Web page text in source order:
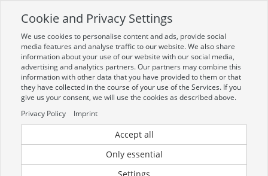
Zur mobilen Kompaktversion (Login erforderlich)
Toggle
navigation
Aktueller Hinweis zur Preis- und
Verfügbarkeitsanzeige
Liebe Kundinnen und Kunden, derzeit kann es bei der
Cookie and Privacy Settings
We use cookies to personalise content and ads, provide social
media features and analyse traffic to our website. We also share
information about your use of our website with our social media,
advertising and analytics partners. Our partners may combine this
information with other data that you have provided to them or that
they have collected in the course of your use of the Services. If you
give us your consent, we will use the cookies as described above.
Privacy Policy
Imprint
Accept all
Only essential